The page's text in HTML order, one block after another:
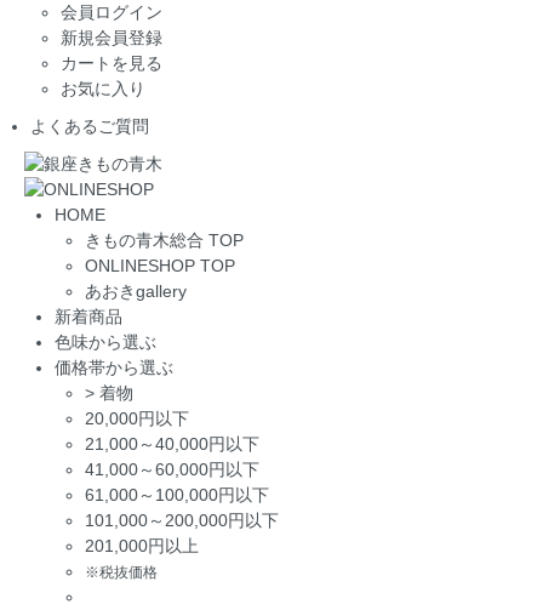
会員ログイン
新規会員登録
カートを見る
お気に入り
よくあるご質問
HOME
きもの青木総合 TOP
ONLINESHOP TOP
あおきgallery
新着商品
色味から選ぶ
価格帯から選ぶ
> 着物
20,000円以下
21,000～40,000円以下
41,000～60,000円以下
61,000～100,000円以下
101,000～200,000円以下
201,000円以上
※税抜価格